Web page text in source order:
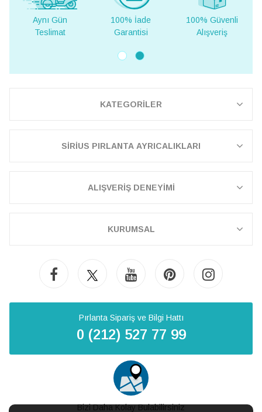
100% İade
Garantisi
100% Güvenli
Alışveriş
Yurt Dışına
Teslimat
KATEGORİLER
SİRİUS PIRLANTA AYRICALIKLARI
ALIŞVERİŞ DENEYİMİ
KURUMSAL
Pırlanta Sipariş ve Bilgi Hattı
0 (212) 527 77 99
Bizi Daha Kolay Bulabilirsiniz